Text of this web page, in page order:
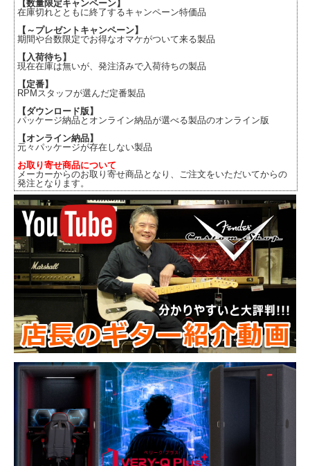
【数量限定キャンペーン】
在庫切れとともに終了するキャンペーン特価品
【～プレゼントキャンペーン】
期間や台数限定でお得なオマケがついて来る製品
【入荷待ち】
現在在庫は無いが、発注済みで入荷待ちの製品
【定番】
RPMスタッフが選んだ定番製品
【ダウンロード版】
パッケージ納品とオンライン納品が選べる製品のオンライン版
【オンライン納品】
元々パッケージが存在しない製品
お取り寄せ商品について
メーカーからのお取り寄せ商品となり、ご注文をいただいてからの
発注となります。